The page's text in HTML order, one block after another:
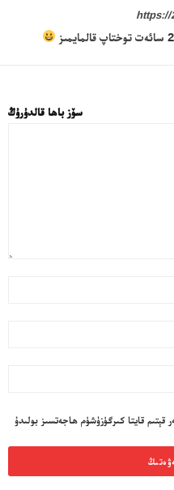
https://
سۆز باھا قالدۇرۇڭ
قېتىم قايتا كىرگۈزۈشۈم ھاجەتسىز بولىدۇ